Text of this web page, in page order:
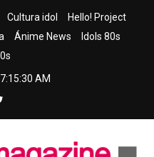
Cultura idol
Hello! Project
Ánime News
Idols 80s
7:15:31 AM